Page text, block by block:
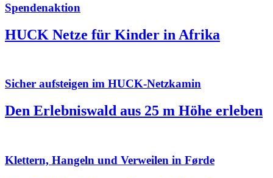
Spendenaktion
HUCK Netze für Kinder in Afrika
Sicher aufsteigen im HUCK-Netzkamin
Den Erlebniswald aus 25 m Höhe erleben
Klettern, Hangeln und Verweilen in Førde